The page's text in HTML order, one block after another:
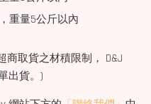
重量5公斤以內
商取貨之材積限制， D&J
出貨。)